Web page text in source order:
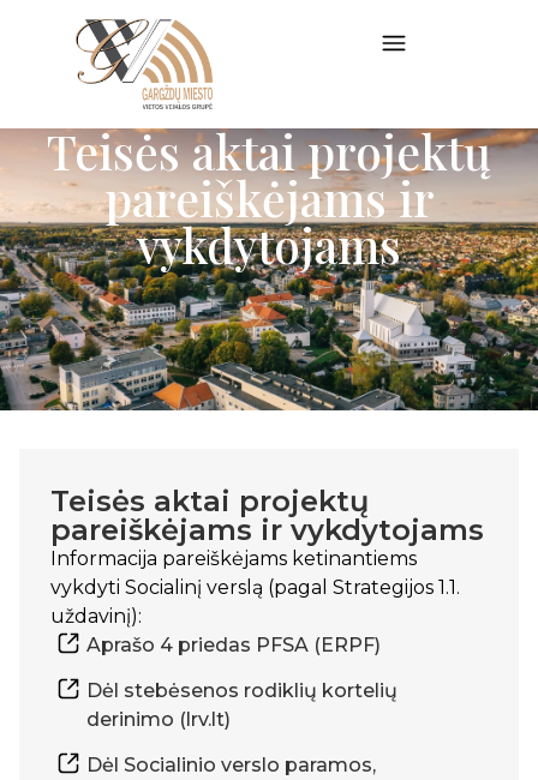
Teisės aktai projektų
pareiškėjams ir
vykdytojams
Teisės aktai projektų
pareiškėjams ir vykdytojams
Informacija pareiškėjams ketinantiems
vykdyti Socialinį verslą (pagal Strategijos 1.1.
uždavinį):
Aprašo 4 priedas PFSA (ERPF)
Dėl stebėsenos rodiklių kortelių
derinimo (lrv.lt)
Dėl Socialinio verslo paramos,